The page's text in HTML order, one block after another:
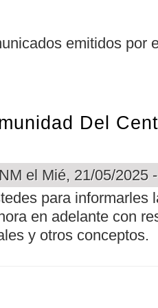
emitidos por
Del
el Mié, 21/05/2025
para informarles
en adelante con
y otros conceptos.